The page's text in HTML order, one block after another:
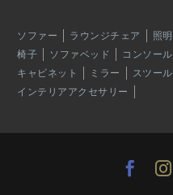
ソファー ラウンジチェア 照明
椅子
ソファベッド コンソール
キャビネット
ミラー スツール
インテリアアクセサリー